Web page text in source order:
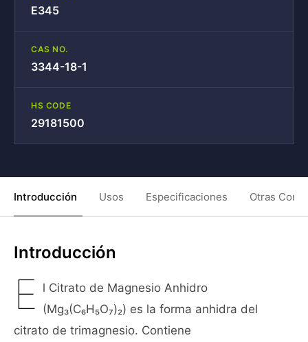
E345
CAS NO.
3344-18-1
HS CODE
29181500
Introducción Usos Especificaciones Otras
Introducción
E l Citrato de Magnesio Anhidro
(Mg₃(C₆H₅O₇)₂) es la forma anhidra del
citrato de trimagnesio. Contiene